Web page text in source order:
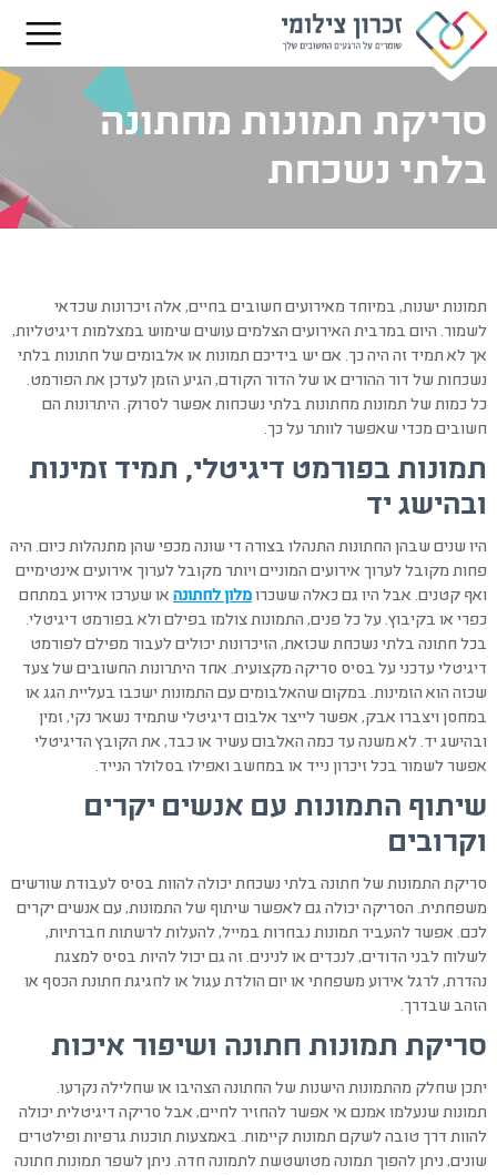
סריקת תמונות מחתונה
בלתי נשכחת
תמונות ישנות, במיוחד מאירועים חשובים בחיים, אלה זיכרונות שכדאי
לשמור. היום במרבית האירועים הצלמים עושים שימוש במצלמות דיגיטליות,
אך לא תמיד זה היה כך. אם יש בידיכם תמונות או אלבומים של חתונות בלתי
נשכחות של דור ההורים או של הדור הקודם, הגיע הזמן לעדכן את הפורמט.
כל כמות של תמונות מחתונות בלתי נשכחות אפשר לסרוק. היתרונות הם
חשובים מכדי שאפשר לוותר על כך.
תמונות בפורמט דיגיטלי, תמיד זמינות
ובהישג יד
היו שנים שבהן החתונות התנהלו בצורה די שונה מכפי שהן מתנהלות כיום. היה
פחות מקובל לערוך אירועים המוניים ויותר מקובל לערוך אירועים אינטימיים
ואף קטנים. אבל היו גם כאלה ששכרומלון לחתונהאו שערכו אירוע במתחם
כפרי או בקיבוץ. על כל פנים, התמונות צולמו בפילם ולא בפורמט דיגיטלי.
בכל חתונה בלתי נשכחת שכזאת, הזיכרונות יכולים לעבור מפילם לפורמט
דיגיטלי עדכני על בסיס סריקה מקצועית. אחד היתרונות החשובים של צעד
שכזה הוא הזמינות. במקום שהאלבומים עם התמונות ישכבו בעליית הגג או
במחסן ויצברו אבק, אפשר לייצר אלבום דיגיטלי שתמיד נשאר נקי, זמין
ובהישג יד. לא משנה עד כמה האלבום עשיר או כבד, את הקובץ הדיגיטלי
אפשר לשמור בכל זיכרון נייד או במחשב ואפילו בסלולר הנייד.
שיתוף התמונות עם אנשים יקרים
וקרובים
סריקת התמונות של חתונה בלתי נשכחת יכולה להוות בסיס לעבודת שורשים
משפחתית. הסריקה יכולה גם לאפשר שיתוף של התמונות, עם אנשים יקרים
לכם. אפשר להעביר תמונות נבחרות במייל, להעלות לרשתות חברתיות,
לשלוח לבני הדודים, לנכדים או לנינים. זה גם יכול להיות בסיס למצגת
נהדרת, לרגל אירוע משפחתי או יום הולדת עגול או לחגיגת חתונת הכסף או
הזהב שבדרך.
סריקת תמונות חתונה ושיפור איכות
יתכן שחלק מהתמונות הישנות של החתונה הצהיבו או שחלילה נקרעו.
תמונות שנעלמו אמנם אי אפשר להחזיר לחיים, אבל סריקה דיגיטלית יכולה
להוות דרך טובה לשקם תמונות קיימות. באמצעות תוכנות גרפיות ופילטרים
שונים, ניתן להפוך תמונה מטושטשת לתמונה חדה. ניתן לשפר תמונות חתונה